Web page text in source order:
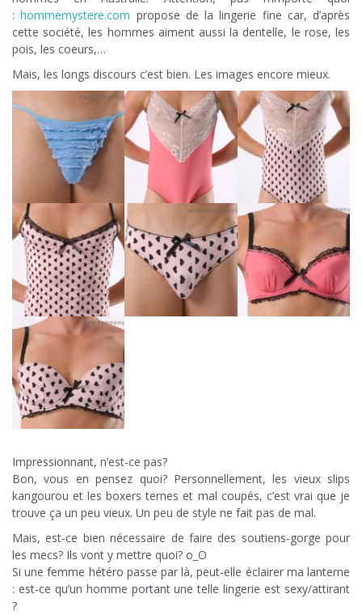
:hommemystere.com propose de la lingerie fine car, d’après
cette société, les hommes aiment aussi la dentelle, le rose, les
pois, les coeurs,…
Mais, les longs discours c’est bien. Les images encore mieux.
Impressionnant, n’est-ce pas?
Bon, vous en pensez quoi? Personnellement, les vieux slips
kangourou et les boxers ternes et mal coupés, c’est vrai que je
trouve ça un peu vieux. Un peu de style ne fait pas de mal.
Mais, est-ce bien nécessaire de faire des soutiens-gorge pour
les mecs? Ils vont y mettre quoi? o_O
Si une femme hétéro passe par là, peut-elle éclairer ma lanterne
: est-ce qu’un homme portant une telle lingerie est sexy/attirant
?